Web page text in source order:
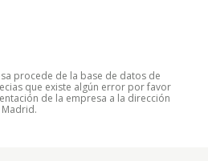
procede de la base de datos de
que existe algún error por favor
de la empresa a la dirección